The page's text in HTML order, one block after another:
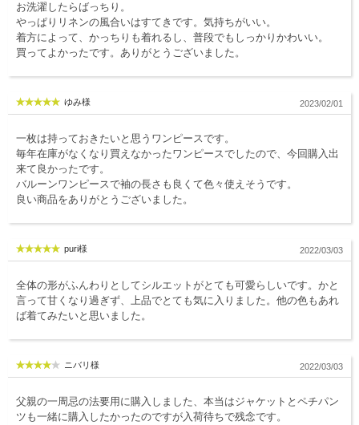
お洗濯したらばっちり。
やっぱりリネンの風合いはすてきです。気持ちがいい。
着方によって、かっちりも着れるし、普段でもしっかりかわいい。
買ってよかったです。ありがとうございました。
ゆみ様 2023/02/01
一枚は持っておきたいと思うワンピースです。
毎年在庫がなくなり買えなかったワンピースでしたので、今回購入出
来て良かったです。
バルーンワンピースで袖の長さも良くて色々使えそうです。
良い商品をありがとうございました。
puri様 2022/03/03
全体の形がふんわりとしてシルエットがとても可愛らしいです。かと
言って甘くなり過ぎず、上品でとても気に入りました。他の色もあれ
ば着てみたいと思いました。
ニバリ様 2022/03/03
父親の一周忌の法要用に購入しました、本当はジャケットとペチパン
ツも一緒に購入したかったのですが入荷待ちで残念です。